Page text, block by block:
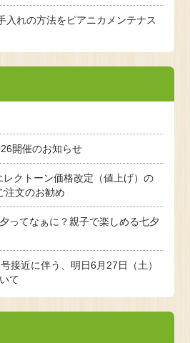
入れの方法をピアニカメンテナス
開催のお知らせ
レクトーン価格改定（値上げ）の
注文のお勧め
ってなぁに？親子で楽しめる七夕
接近に伴う、明日6月27日（土）
て